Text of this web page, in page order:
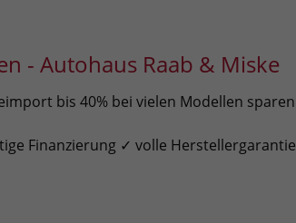
- Autohaus Raab & Miske
bis 40% bei vielen Modellen sparen
Finanzierung ✓ volle Herstellergarantie